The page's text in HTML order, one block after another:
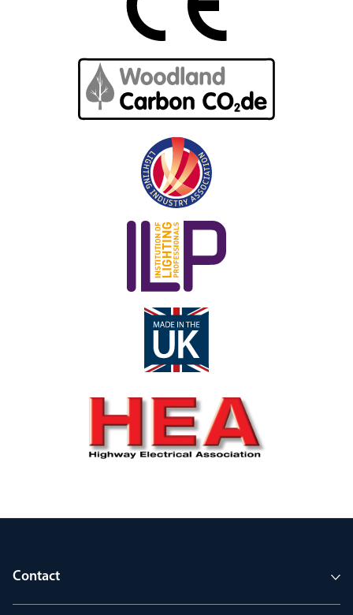
Contact